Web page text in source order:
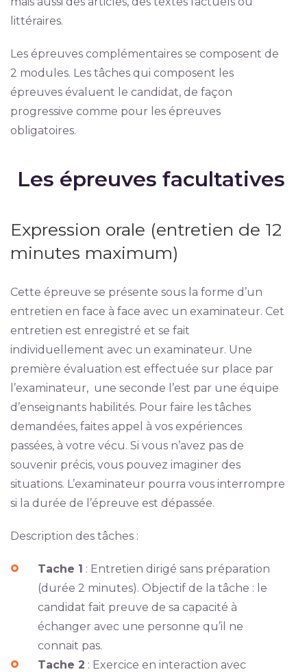
littéraires.
Les épreuves complémentaires se composent de
2 modules. Les tâches qui composent les
épreuves évaluent le candidat, de façon
progressive comme pour les épreuves
obligatoires.
Les épreuves facultatives
Expression orale (entretien de 12
minutes maximum)
Cette épreuve se présente sous la forme d’un
entretien en face à face avec un examinateur. Cet
entretien est enregistré et se fait
individuellement avec un examinateur. Une
première évaluation est effectuée sur place par
l’examinateur, une seconde l’est par une équipe
d’enseignants habilités. Pour faire les tâches
demandées, faites appel à vos expériences
passées, à votre vécu. Si vous n’avez pas de
souvenir précis, vous pouvez imaginer des
situations. L’examinateur pourra vous interrompre
si la durée de l’épreuve est dépassée.
Description des tâches :
Tache 1 : Entretien dirigé sans préparation
(durée 2 minutes). Objectif de la tâche : le
candidat fait preuve de sa capacité à
échanger avec une personne qu’il ne
connait pas.
Tache 2 : Exercice en interaction avec